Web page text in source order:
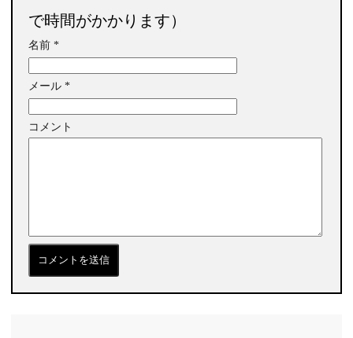
で時間がかかります）
名前 *
メール *
コメント